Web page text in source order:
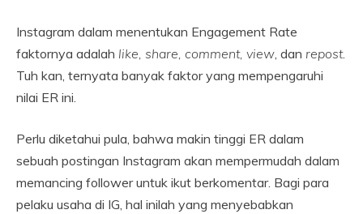
Instagram dalam menentukan Engagement Rate
faktornya adalah like, share, comment, view, dan repost.
Tuh kan, ternyata banyak faktor yang mempengaruhi
nilai ER ini.
Perlu diketahui pula, bahwa makin tinggi ER dalam
sebuah postingan Instagram akan mempermudah dalam
memancing follower untuk ikut berkomentar. Bagi para
pelaku usaha di IG, hal inilah yang menyebabkan